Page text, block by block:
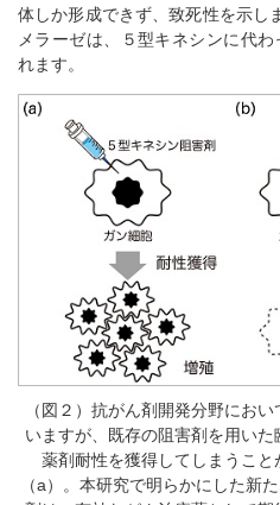
体しか形成できず、致死性を示し
メラーゼは、５型キネシンに代
れます。
（図２）抗がん剤開発分野にお
いますが、既存の阻害剤を用い
薬剤耐性を獲得してしまうこ
（a）。本研究で明らかにした新